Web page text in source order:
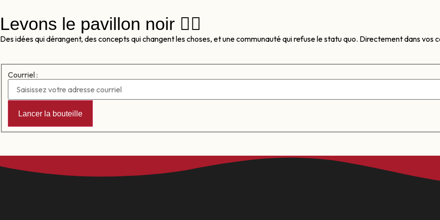
Levons le pavillon noir 🏴‍☠️
Des idées qui dérangent, des concepts qui changent les choses, et une communauté qui refuse le statu quo. Directement dans vos
Courriel :